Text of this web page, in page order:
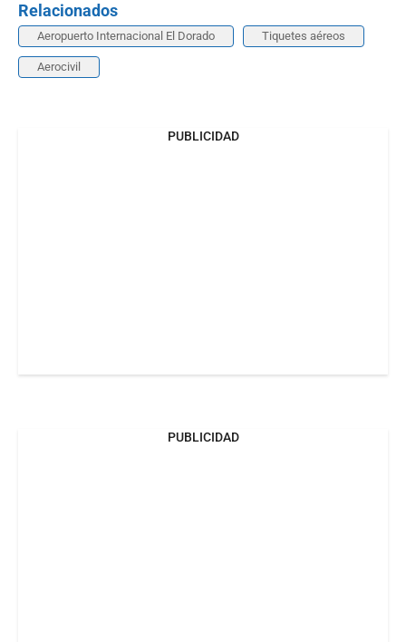
Relacionados
Aeropuerto Internacional El Dorado Tiquetes aéreos
Aerocivil
PUBLICIDAD
PUBLICIDAD